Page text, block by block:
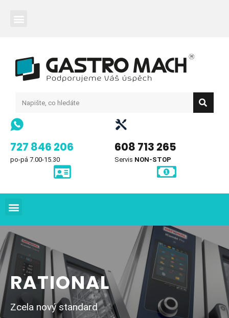
727 846 206
po-pá 7.00-15.30
608 713 265
Servis NON-STOP
RATIONAL
Zcela nový standard